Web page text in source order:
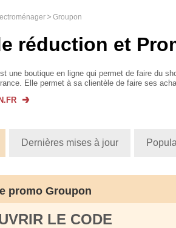
Groupon
réduction et
une boutique en ligne qui permet de faire du
Elle permet à sa clientèle de faire ses
Dernières mises à jour
promo Groupon
LE СODE